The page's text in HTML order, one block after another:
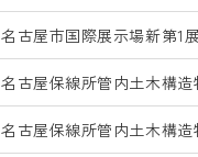
名古屋市国際展示場新第1
名古屋保線所管内土木構
名古屋保線所管内土木構